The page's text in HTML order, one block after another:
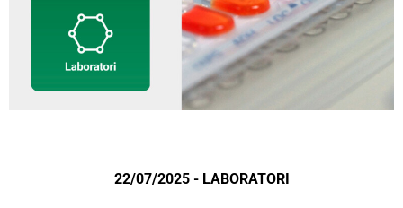
22/07/2025 - LABORATORI